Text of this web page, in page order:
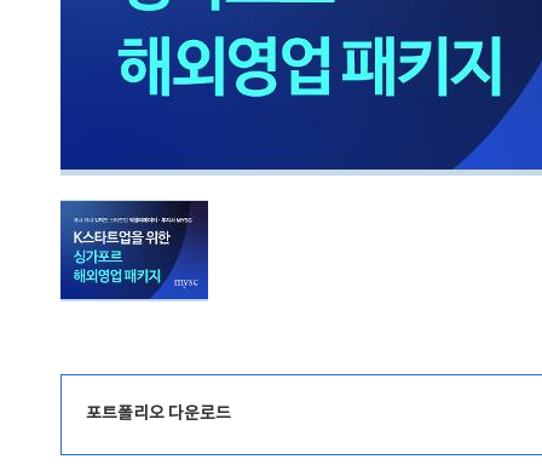
포트폴리오 다운로드